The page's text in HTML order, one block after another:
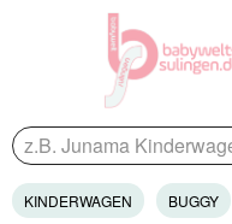
KINDERWAGEN BUGGY